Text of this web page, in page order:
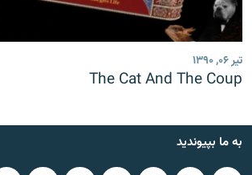
تیر ۰۶, ۱۳۹۰
The Cat And The Coup
به ما بپیوندید